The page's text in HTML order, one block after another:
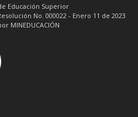
Educación Superior
No. 000022 - Enero 11 de 2023
MINEDUCACIÓN